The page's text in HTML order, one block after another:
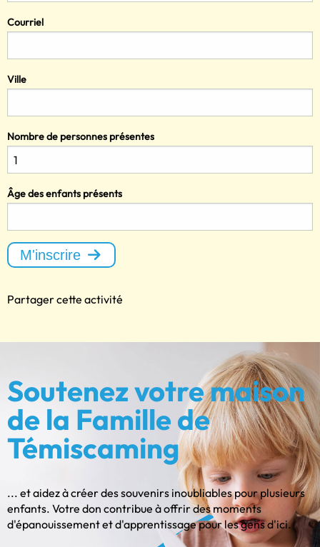
Courriel
Ville
Nombre de personnes présentes
Âge des enfants présents
M'inscrire
Partager cette activité
Soutenez votre maison
de la Famille de
Témiscaming
... et aidez à créer des souvenirs inoubliables pour plusieurs
enfants. Votre don contribue à offrir des moments
d'épanouissement et d'apprentissage pour les gens d'ici.